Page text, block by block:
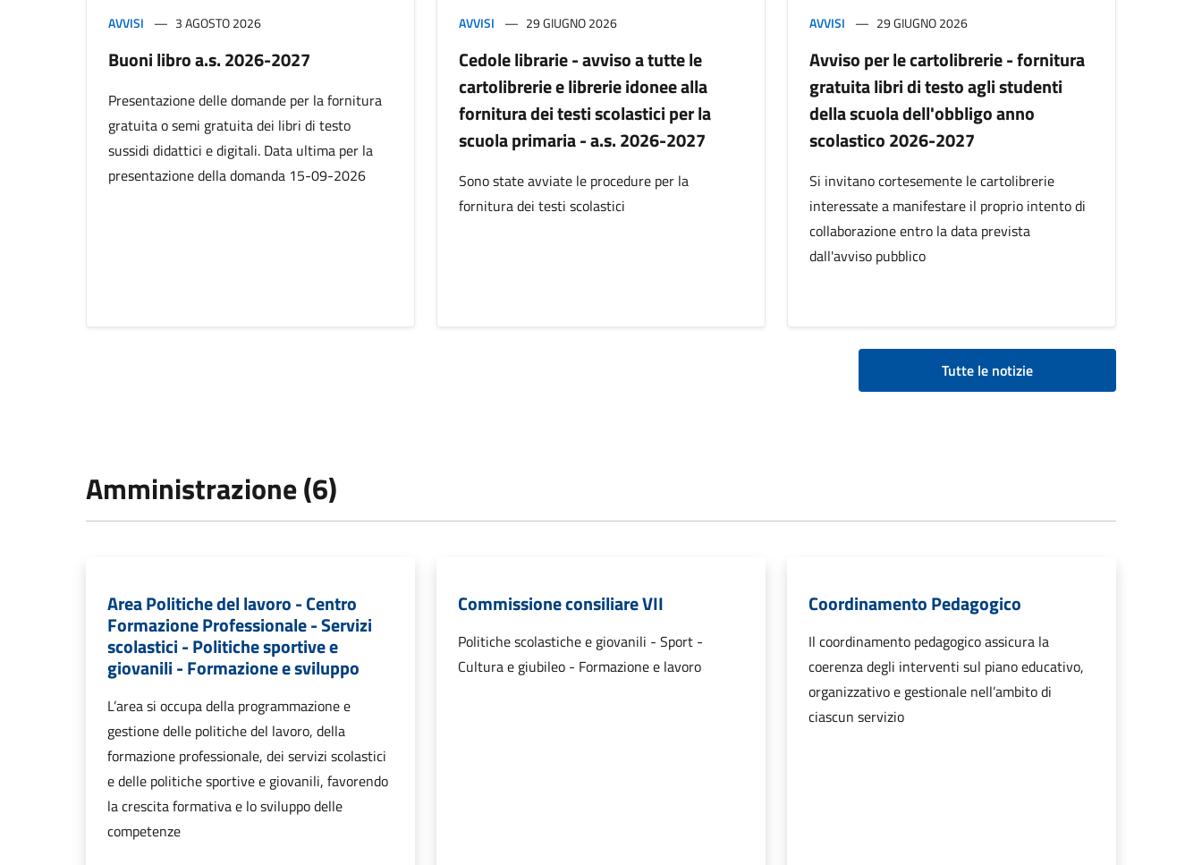
AVVISI 3 AGOSTO 2026
Buoni libro a.s. 2026-2027
Presentazione delle domande per la fornitura
gratuita o semi gratuita dei libri di testo
sussidi didattici e digitali. Data ultima per la
presentazione della domanda 15-09-2026
AVVISI 29 GIUGNO 2026
Cedole librarie - avviso a tutte le
cartolibrerie e librerie idonee alla
fornitura dei testi scolastici per la
scuola primaria - a.s. 2026-2027
Sono state avviate le procedure per la
fornitura dei testi scolastici
AVVISI 29 GIUGNO 2026
Avviso per le cartolibrerie - fornitura
gratuita libri di testo agli studenti
della scuola dell'obbligo anno
scolastico 2026-2027
Si invitano cortesemente le cartolibrerie
interessate a manifestare il proprio intento di
collaborazione entro la data prevista
dall'avviso pubblico
Tutte le notizie
Amministrazione (6)
Area Politiche del lavoro - Centro
Formazione Professionale - Servizi
scolastici - Politiche sportive e
giovanili - Formazione e sviluppo
L’area si occupa della programmazione e
gestione delle politiche del lavoro, della
formazione professionale, dei servizi scolastici
e delle politiche sportive e giovanili, favorendo
la crescita formativa e lo sviluppo delle
competenze
Commissione consiliare VII
Politiche scolastiche e giovanili - Sport -
Cultura e giubileo - Formazione e lavoro
Coordinamento Pedagogico
Il coordinamento pedagogico assicura la
coerenza degli interventi sul piano educativo,
organizzativo e gestionale nell’ambito di
ciascun servizio